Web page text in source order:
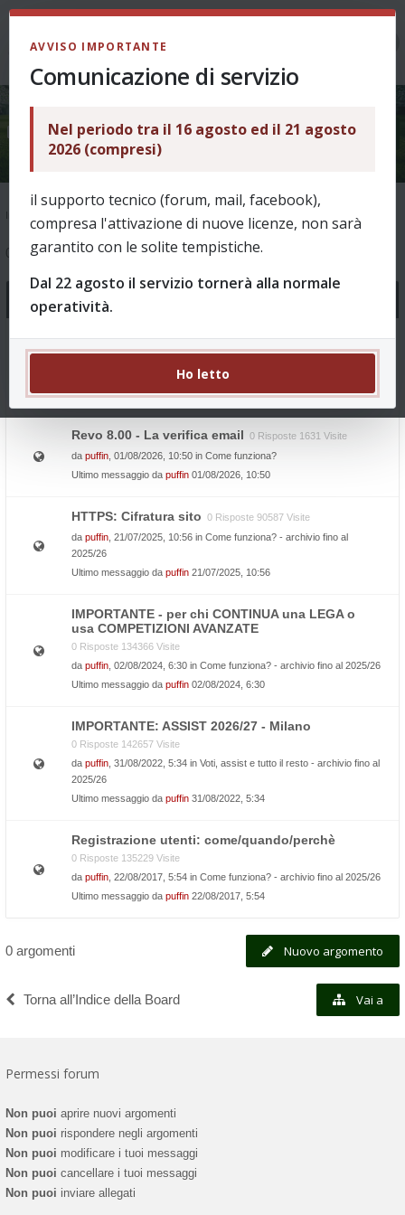
Suggerimenti
Indice
0 argomenti
Novità Revo 8.00 - Stagione 2026/27
0 Risposte 1603 Visite
, 01/08/2026, 10:52 inCome funziona?
Ultimo messaggio da puffin 01/08/2026, 10:52
Revo 8.00 - La verifica email 0 Risposte 1631 Visite
da puffin , 01/08/2026, 10:50 in Come funziona?
Ultimo messaggio da puffin 01/08/2026, 10:50
HTTPS: Cifratura sito 0 Risposte 90587 Visite
da puffin , 21/07/2025, 10:56 in Come funziona? - archivio fino al
2025/26
Ultimo messaggio da puffin 21/07/2025, 10:56
IMPORTANTE - per chi CONTINUA una LEGA o
usa COMPETIZIONI AVANZATE
0 Risposte 134366 Visite
da puffin , 02/08/2024, 6:30 in Come funziona? - archivio fino al 2025/26
Ultimo messaggio da puffin 02/08/2024, 6:30
IMPORTANTE: ASSIST 2026/27 - Milano
0 Risposte 142657 Visite
da puffin , 31/08/2022, 5:34 in Voti, assist e tutto il resto - archivio fino al
2025/26
Ultimo messaggio da puffin 31/08/2022, 5:34
Registrazione utenti: come/quando/perchè
0 Risposte 135229 Visite
da puffin , 22/08/2017, 5:54 in Come funziona? - archivio fino al 2025/26
Ultimo messaggio da puffin 22/08/2017, 5:54
Nuovo argomento
0 argomenti
Torna all’Indice della Board Vai a
Permessi forum
Non puoi aprire nuovi argomenti
Non puoi rispondere negli argomenti
Non puoi modificare i tuoi messaggi
Non puoi cancellare i tuoi messaggi
Non puoi inviare allegati
AVVISO IMPORTANTE
Comunicazione di servizio
Nel periodo tra il 16 agosto ed il 21 agosto
2026 (compresi)
il supporto tecnico (forum, mail, facebook),
compresa l'attivazione di nuove licenze, non sarà
garantito con le solite tempistiche.
Dal 22 agosto il servizio tornerà alla normale
operatività.
Ho letto